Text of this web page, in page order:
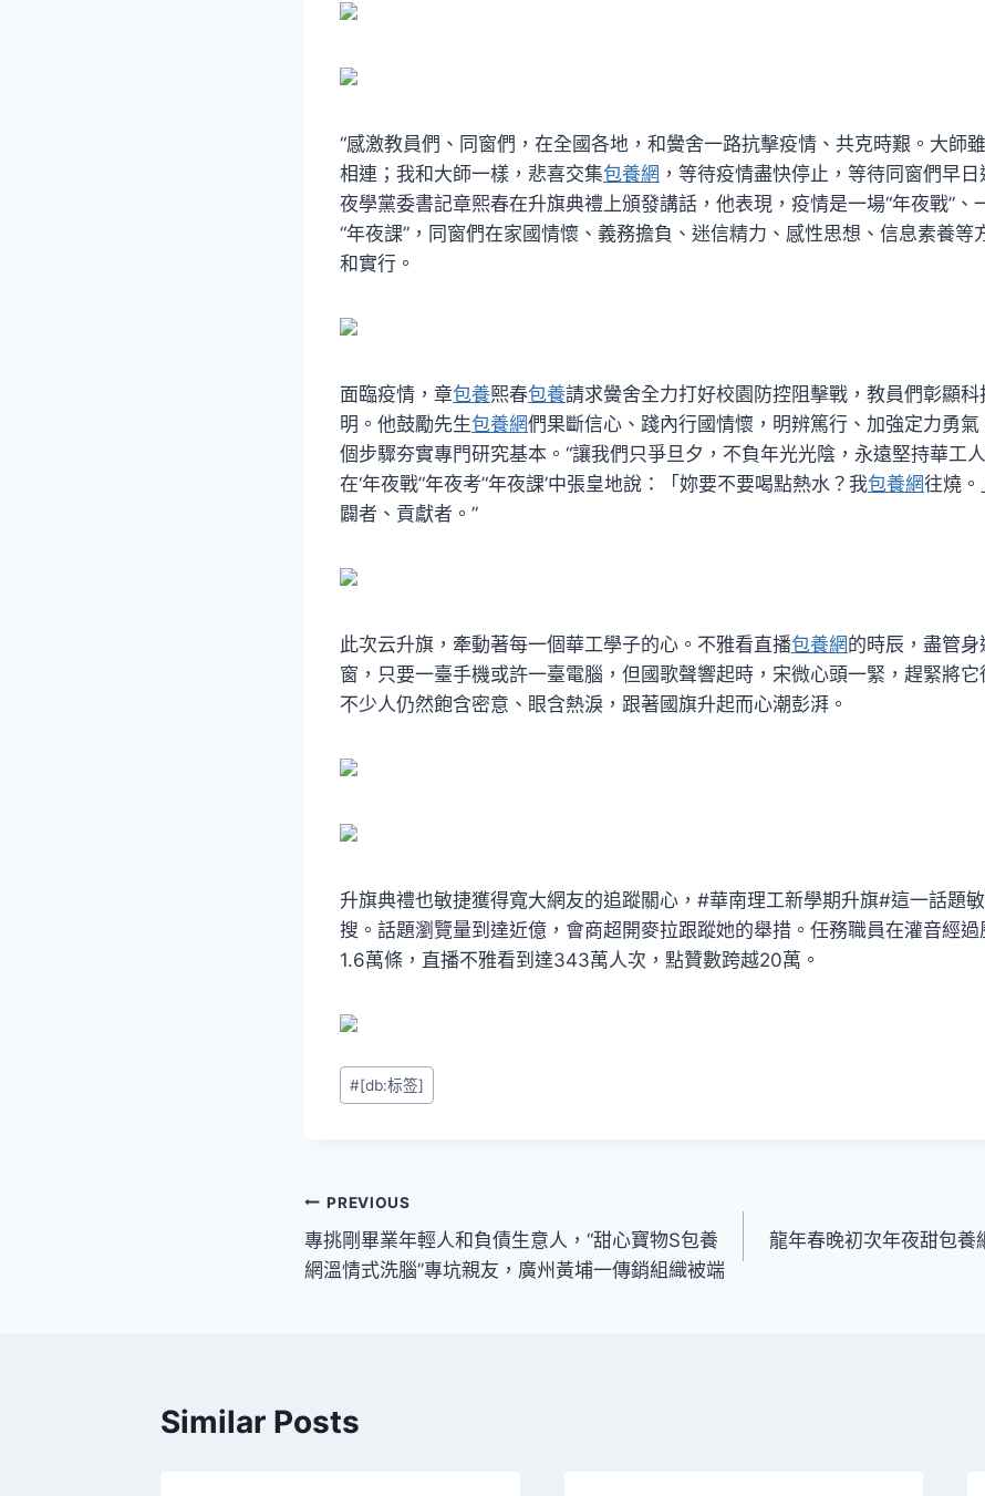
“感激教員們、同窗們，在全國各地，和黌舍一路抗擊疫情、共克時艱。大師
相連；我和大師一樣，悲喜交集包養網 ，等待疫情盡快停止，等待同窗們早
夜學黨委書記章熙春在升旗典禮上頒發講話，他表現，疫情是一場“年夜戰”、
“年夜課”，同窗們在家國情懷、義務擔負、迷信精力、感性思想、信息素養等
和實行。
面臨疫情，章包養熙春包養請求黌舍全力打好校園防控阻擊戰，教員們彰顯
明。他鼓勵先生包養網們果斷信心、踐內行國情懷，明辨篤行、加強定力勇
個步驟夯實專門研究基本。“讓我們只爭旦夕，不負年光光陰，永遠堅持華工
在‘年夜戰’‘年夜考’‘年夜課’中張皇地說：「妳要不要喝點熱水？我包養網往燒。
闢者、貢獻者。”
此次云升旗，牽動著每一個華工學子的心。不雅看直播包養網的時辰，盡管
窗，只要一臺手機或許一臺電腦，但國歌聲響起時，宋微心頭一緊，趕緊將它
不少人仍然飽含密意、眼含熱淚，跟著國旗升起而心潮彭湃。
升旗典禮也敏捷獲得寬大網友的追蹤關心，#華南理工新學期升旗#這一話題
搜。話題瀏覽量到達近億，會商超開麥拉跟蹤她的舉措。任務職員在灌音經
1.6萬條，直播不雅看到達343萬人次，點贊數跨越20萬。
Post
Tags:
#[db:标签]
文
章
PREVIOUS
專挑剛畢業年輕人和負債生意人，“甜心寶物S包養
網溫情式洗腦”專坑親友，廣州黃埔一傳銷組織被端
龍年春晚初次年夜甜包養
Similar Posts